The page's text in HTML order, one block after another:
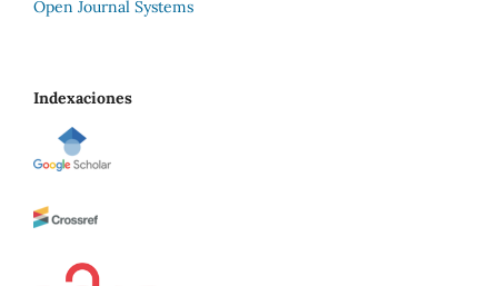
Open Journal Systems
Indexaciones